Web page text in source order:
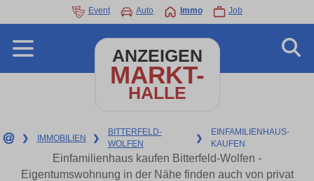
Event Auto Immo Job
ANZEIGEN
MARKT-
HALLE
❯ IMMOBILIEN ❯
BITTERFELD-
WOLFEN
❯
EINFAMILIENHAUS-
KAUFEN
Einfamilienhaus kaufen Bitterfeld-Wolfen -
Eigentumswohnung in der Nähe finden auch von privat